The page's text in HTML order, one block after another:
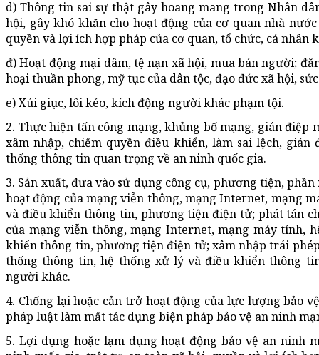
d) Thông tin sai sự thật gây hoang mang trong Nhân
hội, gây khó khăn cho hoạt động của cơ quan nhà
quyền và lợi ích hợp pháp của cơ quan, tổ chức, cá nhân
đ) Hoạt động mại dâm, tệ nạn xã hội, mua bán người;
hoại thuần phong, mỹ tục của dân tộc, đạo đức xã hội,
e) Xúi giục, lôi kéo, kích động người khác phạm tội.
2. Thực hiện tấn công mạng, khủng bố mạng, gián điệp
xâm nhập, chiếm quyền điều khiển, làm sai lệch,
thống thông tin quan trọng về an ninh quốc gia.
3. Sản xuất, đưa vào sử dụng công cụ, phương tiện,
hoạt động của mạng viễn thông, mạng Internet, mạng
và điều khiển thông tin, phương tiện điện tử; phát tán
của mạng viễn thông, mạng Internet, mạng máy tính,
khiển thông tin, phương tiện điện tử; xâm nhập trái
thống thông tin, hệ thống xử lý và điều khiển thông
người khác.
4. Chống lại hoặc cản trở hoạt động của lực lượng bảo
pháp luật làm mất tác dụng biện pháp bảo vệ an ninh
5. Lợi dụng hoặc lạm dụng hoạt động bảo vệ an ninh